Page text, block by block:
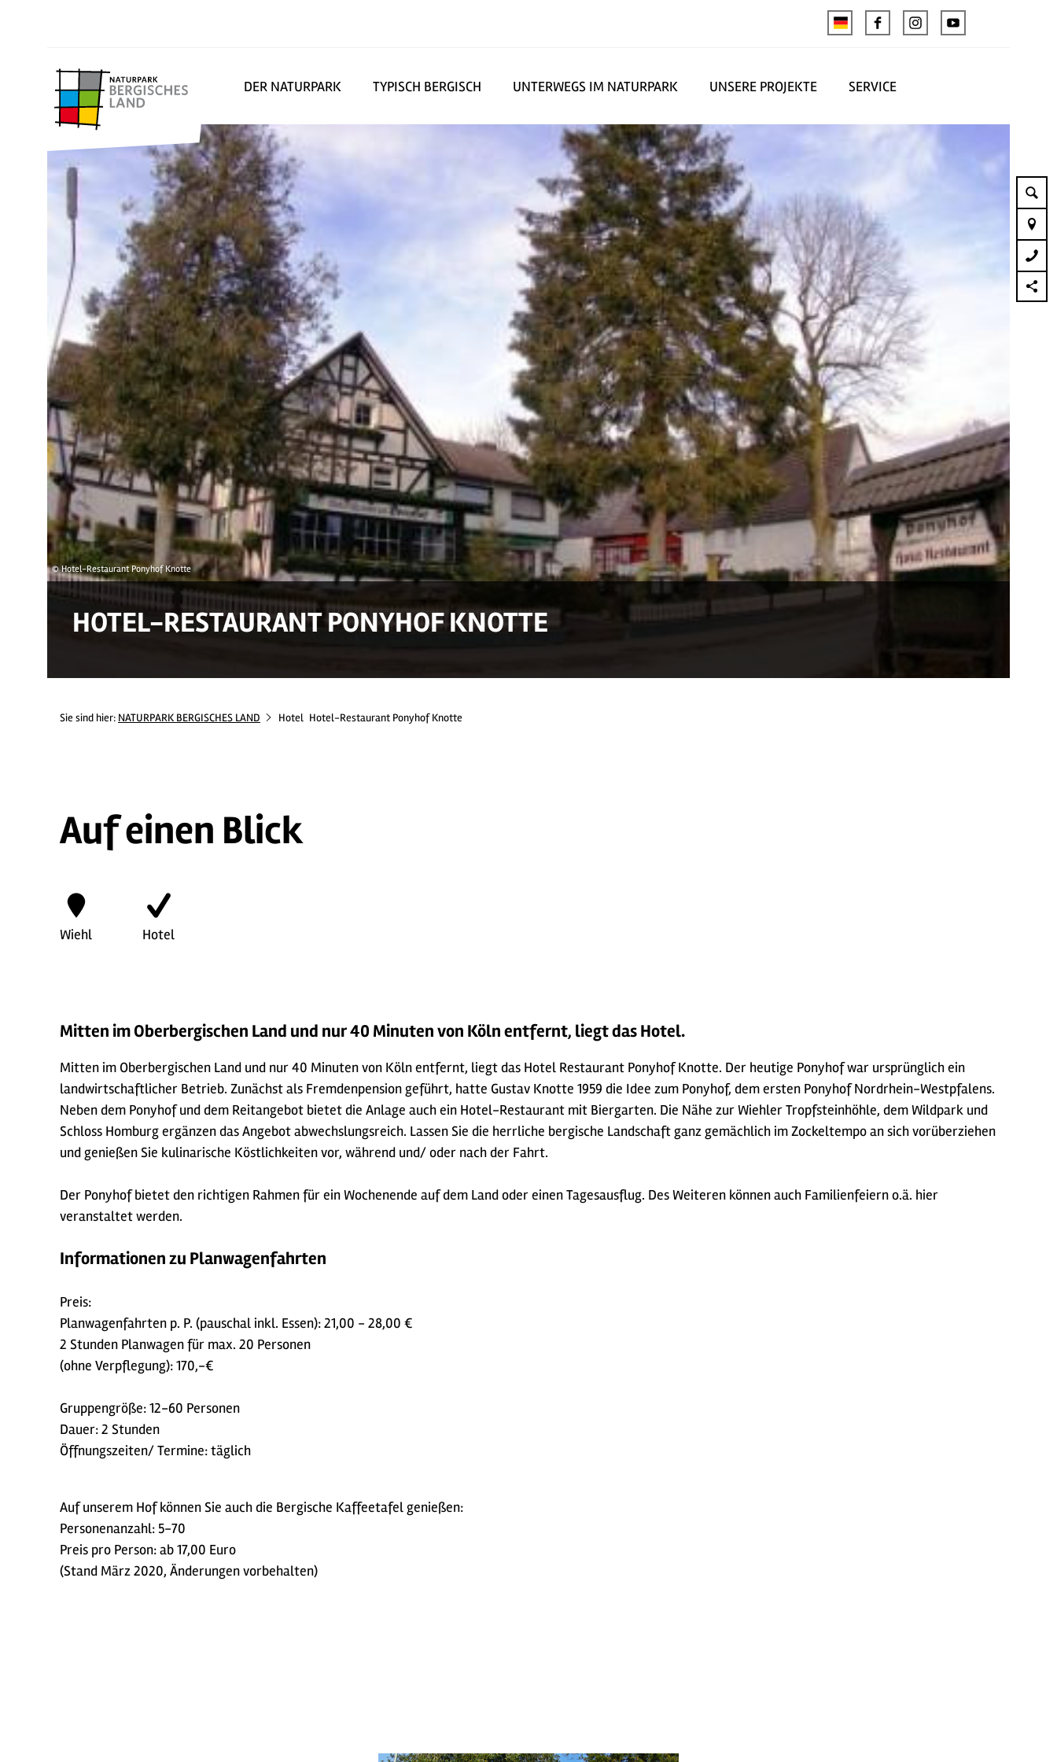
DER NATURPARK TYPISCH BERGISCH UNTERWEGS IM NATURPARK UNSERE PROJEKTE SERVICE
© Hotel-Restaurant Ponyhof Knotte
HOTEL-RESTAURANT PONYHOF KNOTTE
Sie sind hier: NATURPARK BERGISCHES LAND Hotel Hotel-Restaurant Ponyhof Knotte
Auf einen Blick
Wiehl Hotel
Mitten im Oberbergischen Land und nur 40 Minuten von Köln entfernt, liegt das Hotel.
Mitten im Oberbergischen Land und nur 40 Minuten von Köln entfernt, liegt das Hotel Restaurant Ponyhof Knotte. Der heutige Ponyhof war ursprünglich ein
landwirtschaftlicher Betrieb. Zunächst als Fremdenpension geführt, hatte Gustav Knotte 1959 die Idee zum Ponyhof, dem ersten Ponyhof Nordrhein-Westpfalens.
Neben dem Ponyhof und dem Reitangebot bietet die Anlage auch ein Hotel-Restaurant mit Biergarten. Die Nähe zur Wiehler Tropfsteinhöhle, dem Wildpark und
Schloss Homburg ergänzen das Angebot abwechslungsreich. Lassen Sie die herrliche bergische Landschaft ganz gemächlich im Zockeltempo an sich vorüberziehen
und genießen Sie kulinarische Köstlichkeiten vor, während und/ oder nach der Fahrt.
Der Ponyhof bietet den richtigen Rahmen für ein Wochenende auf dem Land oder einen Tagesausflug. Des Weiteren können auch Familienfeiern o.ä. hier
veranstaltet werden.
Informationen zu Planwagenfahrten
Preis:
Planwagenfahrten p. P. (pauschal inkl. Essen): 21,00 - 28,00 €
2 Stunden Planwagen für max. 20 Personen
(ohne Verpflegung): 170,-€
Gruppengröße: 12-60 Personen
Dauer: 2 Stunden
Öffnungszeiten/ Termine: täglich
Auf unserem Hof können Sie auch die Bergische Kaffeetafel genießen:
Personenanzahl: 5-70
Preis pro Person: ab 17,00 Euro
(Stand März 2020, Änderungen vorbehalten)